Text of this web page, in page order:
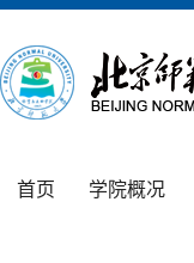
首页 学院概况